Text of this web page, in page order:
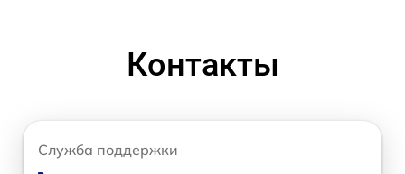
Контакты
Служба поддержки